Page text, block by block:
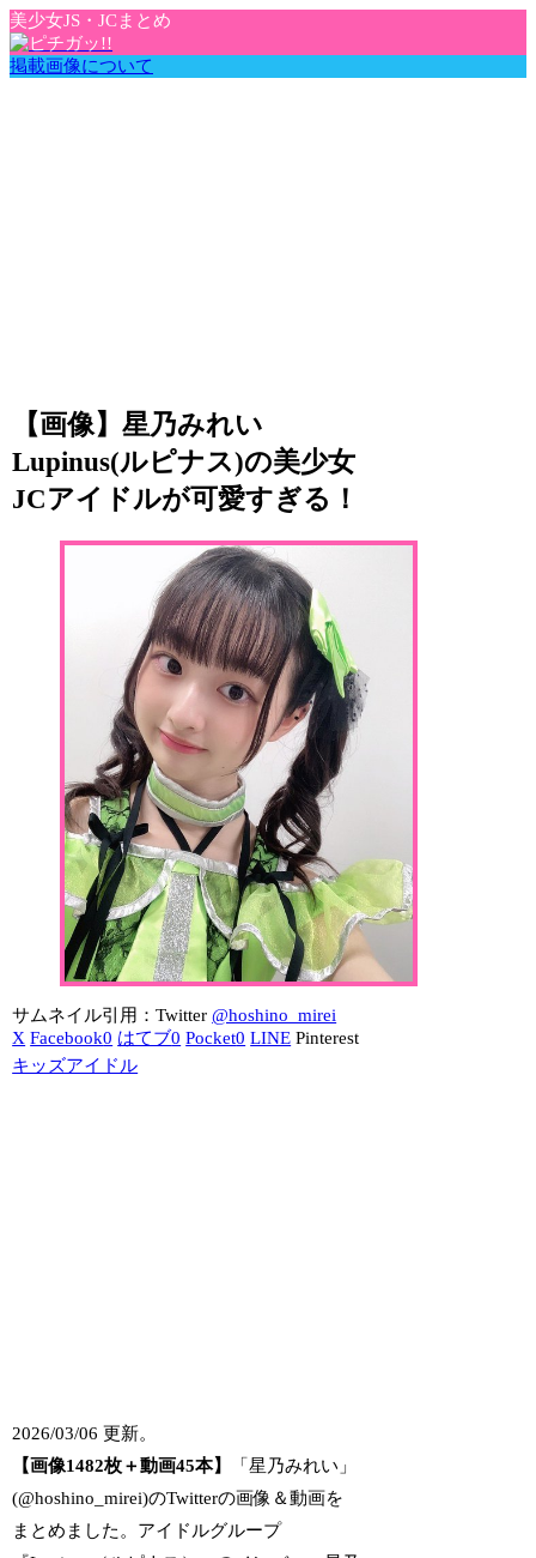
美少女JS・JCまとめ
掲載画像について
【画像】星乃みれい
Lupinus(ルピナス)の美少女
JCアイドルが可愛すぎる！
サムネイル引用：Twitter@hoshino_mirei
X Facebook0 はてブ0 Pocket0 LINE Pinterest
キッズアイドル
2026/03/06 更新。
【画像1482枚＋動画45本】
「星乃みれい」
(@hoshino_mirei)のTwitterの画像＆動画を
まとめました。アイドルグループ